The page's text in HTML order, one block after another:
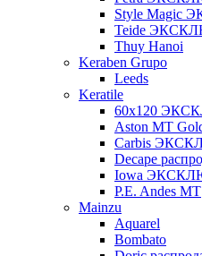
Style Magic
Teide
Thuy Hanoi
Keraben Grupo
Leeds
Keratile
60х120
Aston MT
Carbis
Decape
Iowa
P.E. Andes MT
Mainzu
Aquarel
Bombato